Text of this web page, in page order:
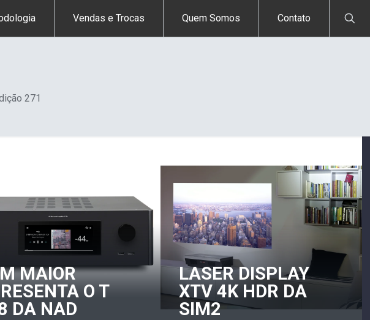
Vendas e Trocas Quem Somos Contato
271
MAIOR
O T
DA NAD
LASER DISPLAY
XTV 4K HDR DA
SIM2